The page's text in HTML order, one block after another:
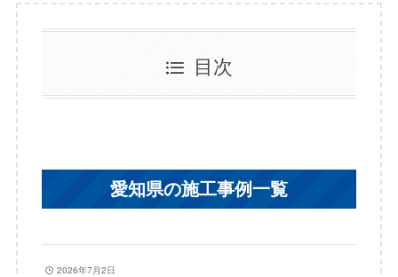
目次
愛知県の施工事例一覧
2026年7月2日